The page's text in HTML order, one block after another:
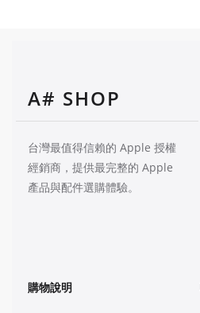
A# SHOP
台灣最值得信賴的 Apple 授權
經銷商，提供最完整的 Apple
產品與配件選購體驗。
購物說明